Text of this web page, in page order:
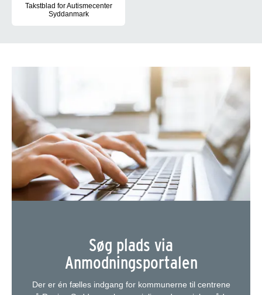
Takstblad for Autismecenter
Syddanmark
Søg plads via
Anmodningsportalen
Der er én fælles indgang for kommunerne til centrene